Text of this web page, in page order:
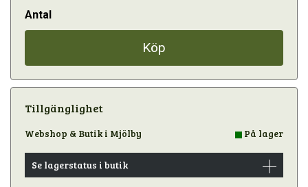
Antal
Köp
Tillgänglighet
Webshop & Butik i Mjölby På lager
Se lagerstatus i butik